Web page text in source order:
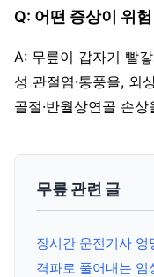
Q: 어떤 증상이 위
A: 무릎이 갑자기 빨
성 관절염·통풍을, 외
골절·반월상연골 손
무릎 관련 글
장시간 운전기사
격파로 풀어내는 임